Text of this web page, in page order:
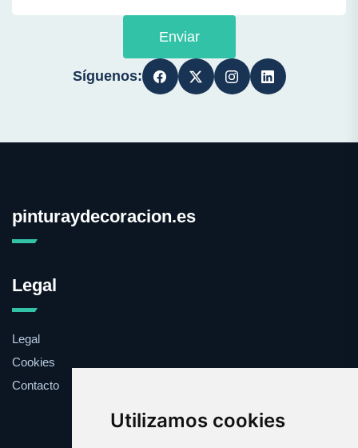
Utilizamos cookies
Enviar
Síguenos:
pinturaydecoracion.es
Legal
Legal
Cookies
Contacto